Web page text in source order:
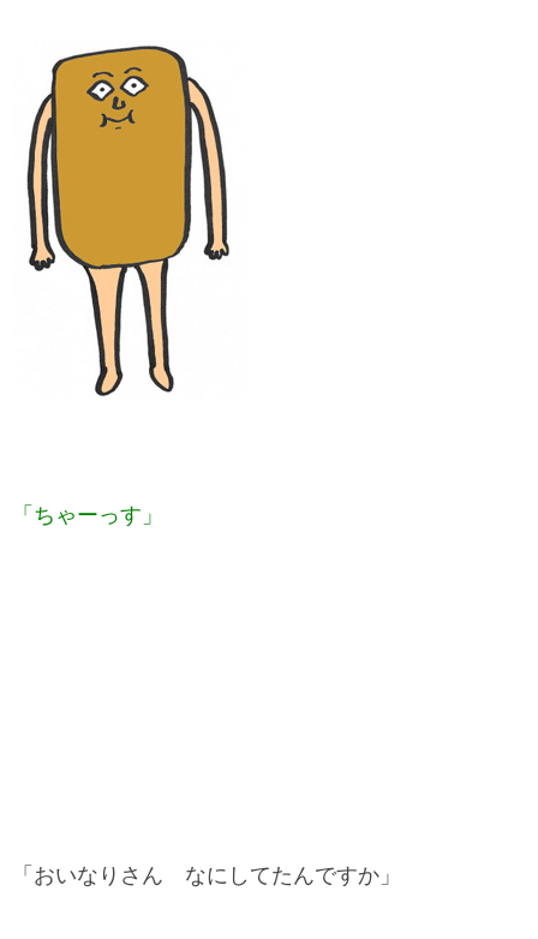
「ちゃーっす」
「おいなりさん なにしてたんですか」